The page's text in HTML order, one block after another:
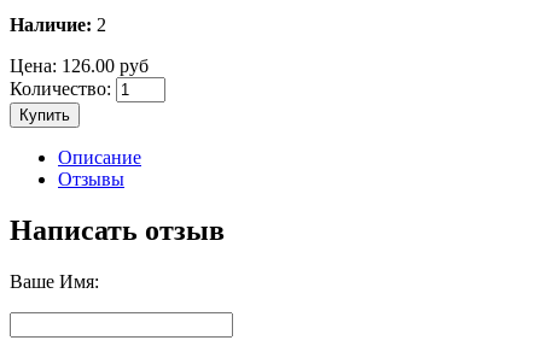
Наличие: 2
Цена: 126.00 руб
Количество:
Купить
Описание
Отзывы
Написать отзыв
Ваше Имя: